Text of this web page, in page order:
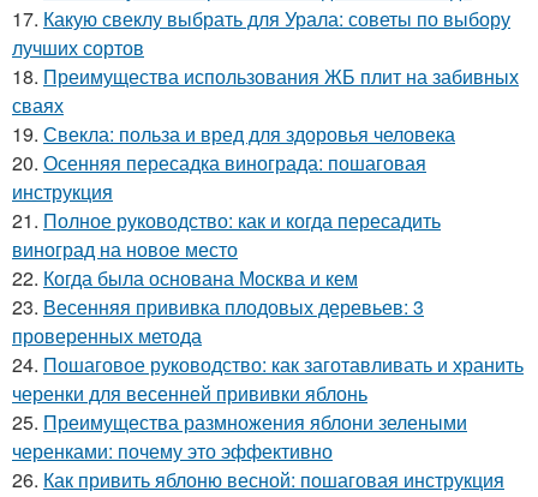
17. Какую свеклу выбрать для Урала: советы по выбору
лучших сортов
18. Преимущества использования ЖБ плит на забивных
сваях
19. Свекла: польза и вред для здоровья человека
20. Осенняя пересадка винограда: пошаговая
инструкция
21. Полное руководство: как и когда пересадить
виноград на новое место
22. Когда была основана Москва и кем
23. Весенняя прививка плодовых деревьев: 3
проверенных метода
24. Пошаговое руководство: как заготавливать и хранить
черенки для весенней прививки яблонь
25. Преимущества размножения яблони зелеными
черенками: почему это эффективно
26. Как привить яблоню весной: пошаговая инструкция